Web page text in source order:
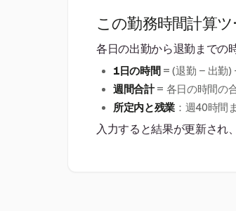
この勤務時間計算
各日の出勤から退勤までの
1日の時間 = (退勤 − 出勤)
週間合計= 各日の時間の合
所定内と残業 ：週40時間
入力すると結果が更新され